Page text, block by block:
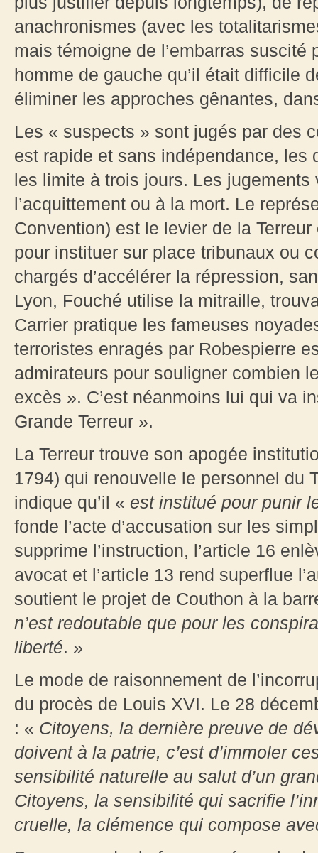
anachronismes (avec les
mais témoigne de l’embarras suscité
homme de gauche qu’il était difficile
éliminer les approches gênantes,
Les « suspects » sont jugés par des
est rapide et sans indépendance, les
les limite à trois jours. Les
l’acquittement ou à la mort. Le
Convention) est le levier de la
pour instituer sur place tribunaux ou
chargés d’accélérer la répression,
Lyon, Fouché utilise la mitraille,
Carrier pratique les fameuses
terroristes enragés par Robespierre
admirateurs pour souligner combien
excès ». C’est néanmoins lui qui va
Grande Terreur ».
La Terreur trouve son apogée
1794) qui renouvelle le personnel du
indique qu’il « est institué pour punir
fonde l’acte d’accusation sur les
supprime l’instruction, l’article 16
avocat et l’article 13 rend superflue
soutient le projet de Couthon à la
n’est redoutable que pour les
liberté. »
Le mode de raisonnement de
du procès de Louis XVI. Le 28
: « Citoyens, la dernière preuve de
doivent à la patrie, c’est d’immoler
sensibilité naturelle au salut d’un
Citoyens, la sensibilité qui sacrifie
cruelle, la clémence qui compose